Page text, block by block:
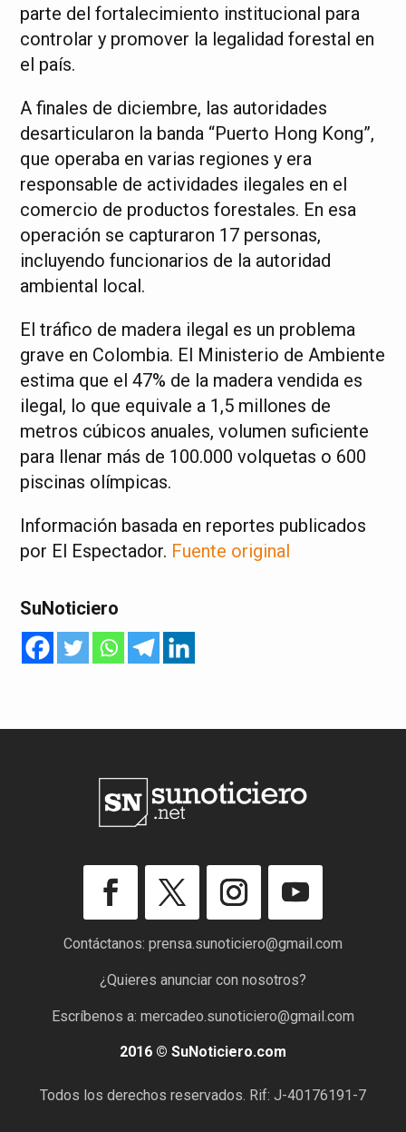
parte del fortalecimiento institucional para
controlar y promover la legalidad forestal en
el país.
A finales de diciembre, las autoridades
desarticularon la banda “Puerto Hong Kong”,
que operaba en varias regiones y era
responsable de actividades ilegales en el
comercio de productos forestales. En esa
operación se capturaron 17 personas,
incluyendo funcionarios de la autoridad
ambiental local.
El tráfico de madera ilegal es un problema
grave en Colombia. El Ministerio de Ambiente
estima que el 47% de la madera vendida es
ilegal, lo que equivale a 1,5 millones de
metros cúbicos anuales, volumen suficiente
para llenar más de 100.000 volquetas o 600
piscinas olímpicas.
Información basada en reportes publicados
por El Espectador. Fuente original
SuNoticiero
Contáctanos: prensa.sunoticiero@gmail.com
¿Quieres anunciar con nosotros?
Escríbenos a: mercadeo.sunoticiero@gmail.com
2016 © SuNoticiero.com
Todos los derechos reservados. Rif: J-40176191-7